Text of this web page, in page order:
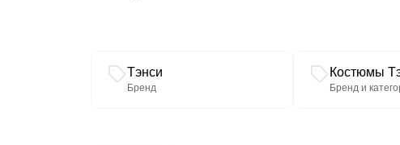
Тэнси
Бренд
Костюмы
Бренд и